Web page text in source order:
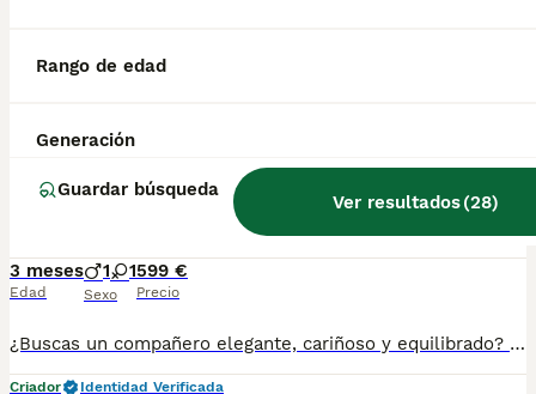
Rango de edad
Generación
Guardar búsqueda
Ver resultados(28)
Criador
Identidad Verificada
Brazatortas
CHIHUAHUAS - TODA ESPAÑA
3 meses
Edad
1 1
Sexo
599 €
Precio
¿Buscas un compañero elegante, cariñoso y equilibrado? Disponemos de preciosos cachorros Whippet criados con máxima dedicación y cariño. Entrega en toda España ✅ Pago contra reembolso ✅ Microchip implantado ✅ Cartilla sanitaria oficial ✅ Vacunaciones al día según edad ✅ Desparasitaciones internas y externas ✅ Cachorros completamente socializados ✅ Iniciados a hacer sus necesidades en empapadores ✅ Padres equilibrados, sanos y con excelente carácter Nuestros cachorros crecen en un entorno familiar, recibiendo atención diaria para garantizar un desarrollo físico y emocional excepcional. atiendo -- 67.0864.332 Seriedad, confianza y atención personalizada durante todo el proceso. ¡Consúlta sin compromiso!
Criador
Identidad Verificada